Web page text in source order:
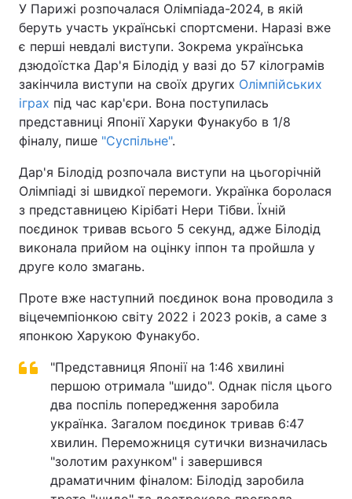
У Парижі розпочалася Олімпіада-2024, в якій
беруть участь українські спортсмени. Наразі вже
є перші невдалі виступи. Зокрема українська
дзюдоїстка Дар'я Білодід у вазі до 57 кілограмів
закінчила виступи на своїх других Олімпійських
іграх під час кар'єри. Вона поступилась
представниці Японії Харуки Фунакубо в 1/8
фіналу, пише "Суспільне".
Дар'я Білодід розпочала виступи на цьогорічній
Олімпіаді зі швидкої перемоги. Українка боролася
з представницею Кірібаті Нери Тібви. Їхній
поєдинок тривав всього 5 секунд, адже Білодід
виконала прийом на оцінку іппон та пройшла у
друге коло змагань.
Проте вже наступний поєдинок вона проводила з
віцечемпіонкою світу 2022 і 2023 років, а саме з
японкою Харукою Фунакубо.
"Представниця Японії на 1:46 хвилині
першою отримала "шидо". Однак після цього
два поспіль попередження заробила
українка. Загалом поєдинок тривав 6:47
хвилин. Переможниця сутички визначилась
"золотим рахунком" і завершився
драматичним фіналом: Білодід заробила